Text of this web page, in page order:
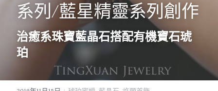
04｜藍星精靈
05｜自然樂章
06｜玉韻茶香
07｜眾神禮讚
琥珀蜜蠟
香中之金
優雅珍珠
溫潤玉石
認識我們
關於我們
常見問答
珠寶設計TXJ
系列/藍星精靈系列創作
治癒系珠寶藍晶石搭配有機寶石琥
珀